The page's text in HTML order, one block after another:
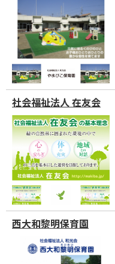
社会福祉法人 在友会
西大和黎明保育園